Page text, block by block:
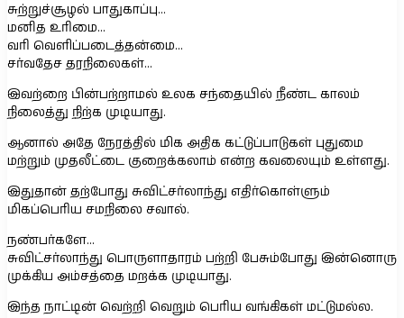
சுற்றுச்சூழல் பாதுகாப்பு…
மனித உரிமை…
வரி வெளிப்படைத்தன்மை…
சர்வதேச தரநிலைகள்…
இவற்றை பின்பற்றாமல் உலக சந்தையில் நீண்ட காலம்
நிலைத்து நிற்க முடியாது.
ஆனால் அதே நேரத்தில் மிக அதிக கட்டுப்பாடுகள் புதுமை
மற்றும் முதலீட்டை குறைக்கலாம் என்ற கவலையும் உள்ளது.
இதுதான் தற்போது சுவிட்சர்லாந்து எதிர்கொள்ளும்
மிகப்பெரிய சமநிலை சவால்.
நண்பர்களே…
சுவிட்சர்லாந்து பொருளாதாரம் பற்றி பேசும்போது இன்னொரு
முக்கிய அம்சத்தை மறக்க முடியாது.
இந்த நாட்டின் வெற்றி வெறும் பெரிய வங்கிகள் மட்டுமல்ல.